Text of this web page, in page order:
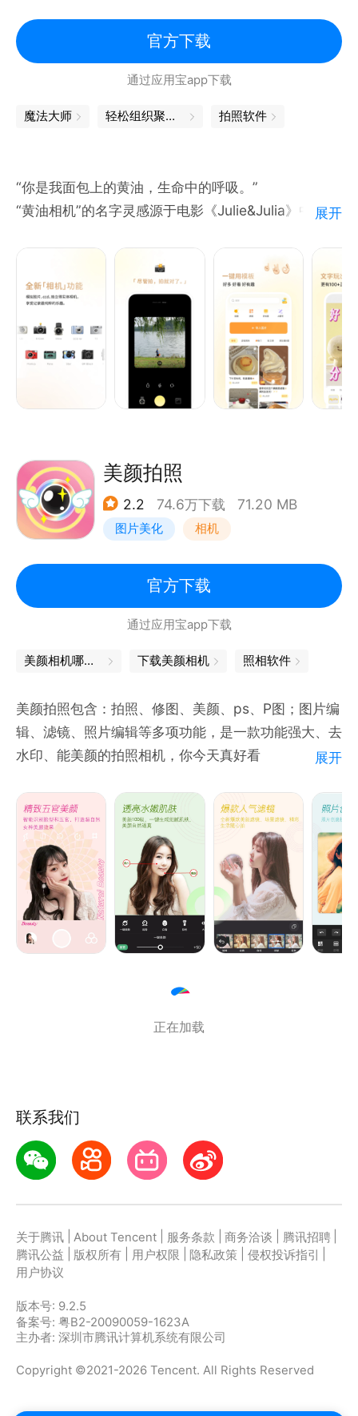
让分享更具故事感染力。
【VIP服务说明】
订阅B612咔叽 VIP（每月15元）后，费用将通过您的
App Store账户自动扣款，并在每个周期结束前24小
官方下载
通过应用宝app下载
魔法大师 轻松组织聚会，你就是C位 拍照软件
“你是我面包上的黄油，生命中的呼吸。”
“黄油相机”的名字灵感源于电影《Julie&Julia》中的台
力于为美的创造者以同样美的创作感受，让美不仅只在
于结果里，在空气里，在每一秒的呼吸里。
1、笔记功能全面升级
新的黄油不仅能满足你过去对图片、视频编辑的需求，
还能帮助你创作更有趣更好看的图文笔记。高效的编辑
黄油内置海量的模板，海报写真、美食、风景、节日、
萌宠、宝宝……一键套用，免去设计排版的烦恼。
3、绝无仅有的独家字库和招牌花字功能
余款正版授权字体，从可爱到简约，涵盖中文、英文、
日文、韩文。
4、大IP、原创贴纸每周上新
形象（软萌兔、长草颜团子、罗小黑、阿狸、Gon的旱
獭……）
5、滤镜、特效，黄油全搞定
从胶片到拍立得，从复古潮流到梦幻少女，从夏夜繁星
到冬日初雪。滤镜不再只是简单的调色工具，千变万化
的滤镜让普通手机镜头记录的瞬间变得特别。
联系我们：
官方微博
展开
美颜拍照
2.2 74.6万下载 71.20 MB
图片美化 相机
官方下载
通过应用宝app下载
美颜相机哪个好用 下载美颜相机 照相软件
美颜拍照包含：拍照、修图、美颜、ps、P图；图片编
辑、滤镜、照片编辑等多项功能，是一款功能强大、去
水印、能美颜的拍照相机，你今天真好看
美颜编辑
- 自动美容，一键优化任何自拍照
- 平滑您的脸，消除痘痘和斑点
- 美白肌肤，使肌肤更加明亮
- 放大眼睛， 瘦脸，贴纸
- 在线素材商店，文字，选择颜色和样式
- 照片裁剪、画笔和马赛克、照片调整
- 方形和全屏模式切换
- 支持长按拍照、音量键拍照
展开
正在加载
联系我们
关于腾讯 About Tencent 服务条款 商务洽谈 腾讯招聘
腾讯公益
版权所有 用户权限 隐私政策 侵权投诉指引
用户协议
版本号: 9.2.5
备案号: 粤B2-20090059-1623A
主办者: 深圳市腾讯计算机系统有限公司
Copyright ©2021-2026 Tencent. All Rights Reserved